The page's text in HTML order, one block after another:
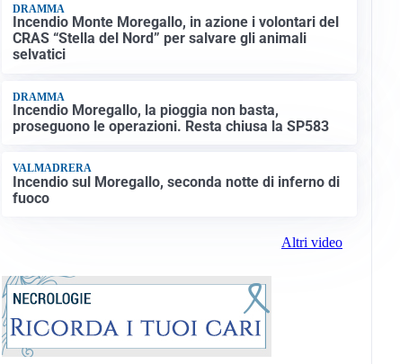
DRAMMA
Incendio Monte Moregallo, in azione i volontari del
CRAS “Stella del Nord” per salvare gli animali
selvatici
DRAMMA
Incendio Moregallo, la pioggia non basta,
proseguono le operazioni. Resta chiusa la SP583
VALMADRERA
Incendio sul Moregallo, seconda notte di inferno di
fuoco
Altri video